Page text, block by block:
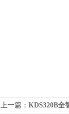
上一篇： KDS320B全智